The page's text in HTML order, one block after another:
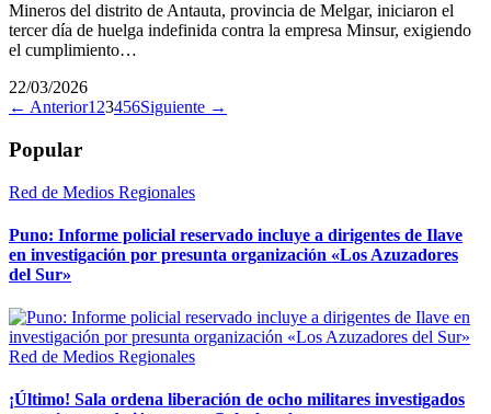
Mineros del distrito de Antauta, provincia de Melgar, iniciaron el
tercer día de huelga indefinida contra la empresa Minsur, exigiendo
el cumplimiento…
22/03/2026
← Anterior1 23456Siguiente →
Popular
Red de Medios Regionales
Puno: Informe policial reservado incluye a dirigentes de Ilave
en investigación por presunta organización «Los Azuzadores
del Sur»
Red de Medios Regionales
¡Último! Sala ordena liberación de ocho militares investigados